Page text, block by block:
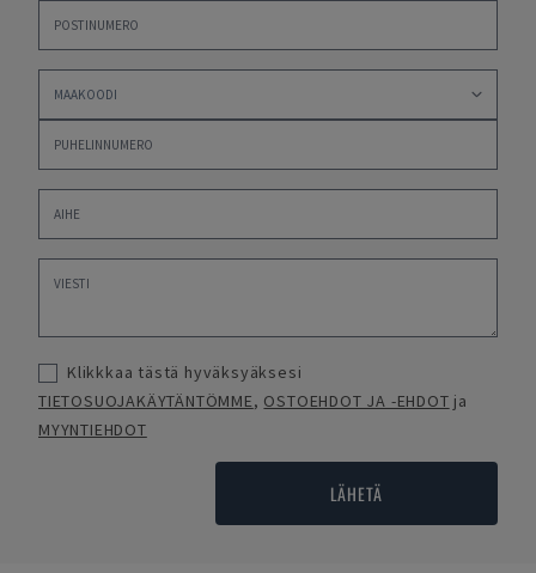
Klikkkaa tästä hyväksyäksesi
TIETOSUOJAKÄYTÄNTÖMME, OSTOEHDOT JA -EHDOT ja
MYYNTIEHDOT
LÄHETÄ